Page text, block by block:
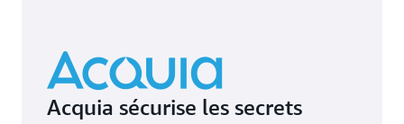
Acquia sécurise les secrets